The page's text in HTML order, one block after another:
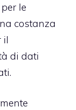
le
costanza
il
di dati